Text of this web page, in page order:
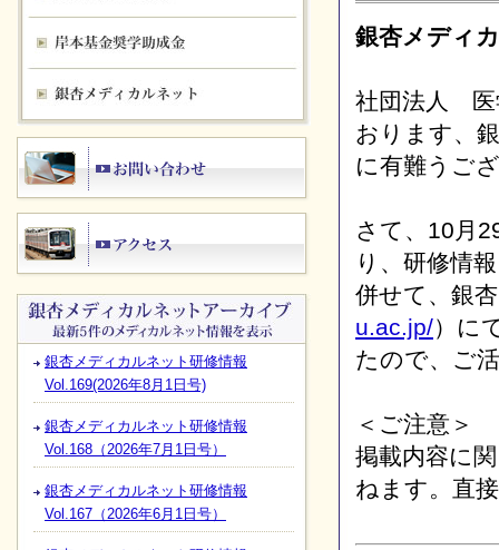
銀杏メディカルネット研修情報
Vol.169(2026年8月1日号)
銀杏メディカルネット研修情報
Vol.168（2026年7月1日号）
銀杏メディカルネット研修情報
Vol.167（2026年6月1日号）
銀杏メディ
社団法人 医
おります、
に有難うご
さて、10月
り、研修情
併せて、銀
u.ac.jp/）に
たので、ご
＜ご注意＞
掲載内容に
ねます。直